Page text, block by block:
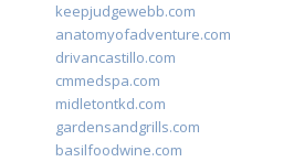
keepjudgewebb.com
anatomyofadventure.com
drivancastillo.com
cmmedspa.com
midletontkd.com
gardensandgrills.com
basilfoodwine.com